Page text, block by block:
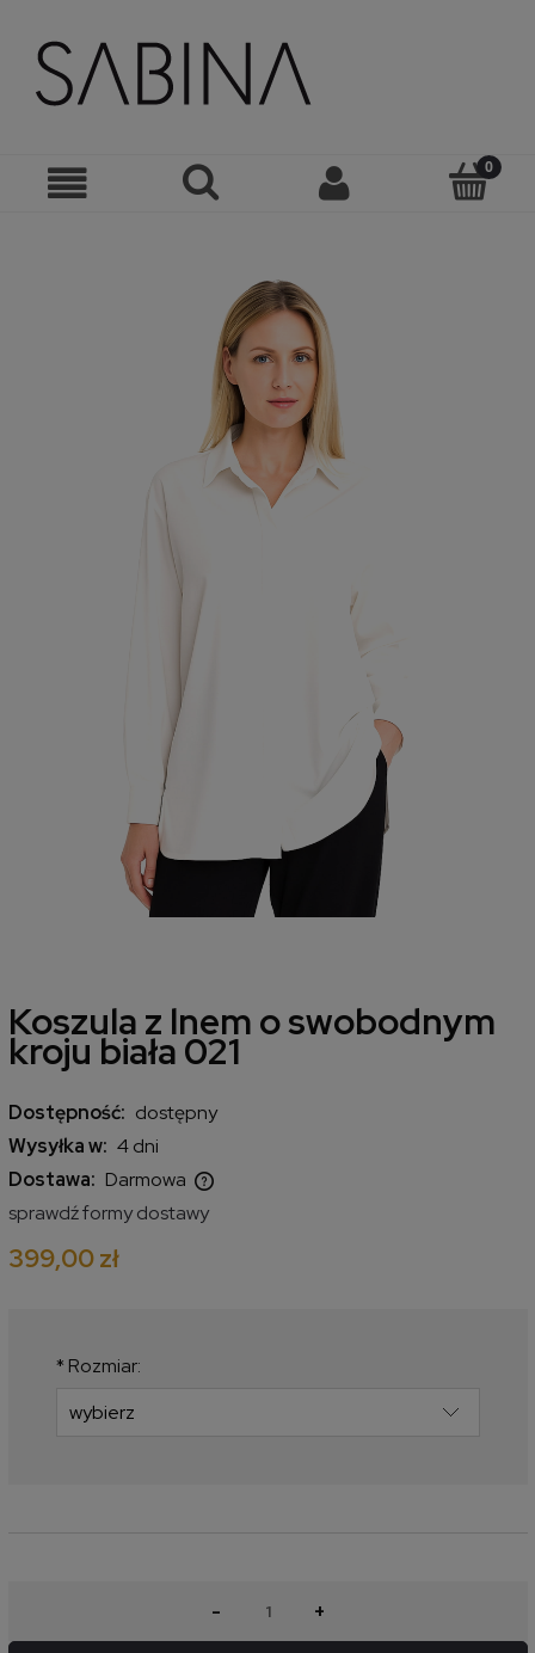
Koszula z lnem o swobodnym
kroju biała 021
Dostępność: dostępny
Wysyłka w: 4 dni
Dostawa: Darmowa
Cena nie zawiera ewentualnych kosztów płatności
sprawdź formy dostawy
399,00 zł
* Rozmiar:
- +